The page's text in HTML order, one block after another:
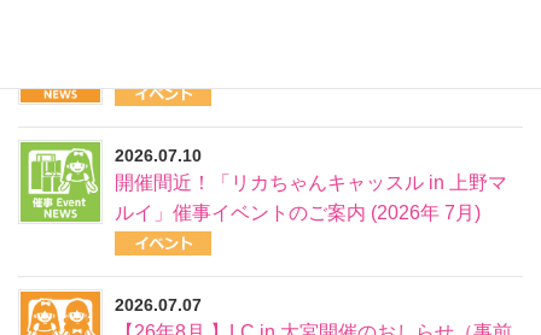
2026.07.10
開催間近！「リカちゃんキャッスル in 上野マ
ルイ」催事イベントのご案内 (2026年 7月)
2026.07.07